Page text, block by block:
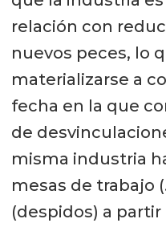
relación con
nuevos peces, lo
materializarse a
fecha en la que
de
misma industria
mesas de trabajo
(despidos) a